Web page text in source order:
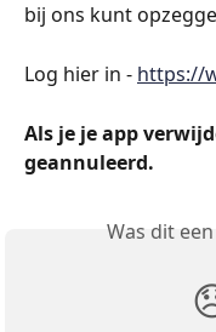
bij ons kunt
Log hier in - https://
Als je je app
geannuleerd.
Was dit